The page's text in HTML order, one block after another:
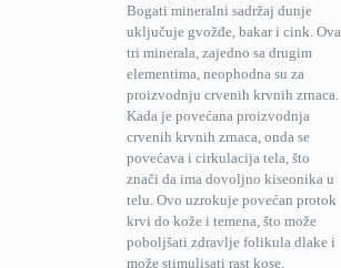
Bogati mineralni sadržaj dunje
uključuje gvožđe, bakar i cink. Ova
tri minerala, zajedno sa drugim
elementima, neophodna su za
proizvodnju crvenih krvnih zrnaca.
Kada je povećana proizvodnja
crvenih krvnih zrnaca, onda se
povećava i cirkulacija tela, što
znači da ima dovoljno kiseonika u
telu. Ovo uzrokuje povećan protok
krvi do kože i temena, što može
poboljšati zdravlje folikula dlake i
može stimulisati rast kose.